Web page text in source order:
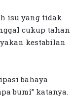
isu yang tidak
cukup tahan
kestabilan
bahaya
bumi” katanya.
Emas Sekotong
Dapat Beras,
Sebagai Penggerak